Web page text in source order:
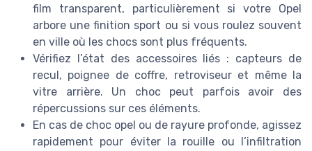
film transparent, particulièrement si votre Opel
arbore une finition sport ou si vous roulez souvent
en ville où les chocs sont plus fréquents.
Vérifiez l’état des accessoires liés : capteurs de
recul, poignee de coffre, retroviseur et même la
vitre arrière. Un choc peut parfois avoir des
répercussions sur ces éléments.
En cas de choc opel ou de rayure profonde, agissez
rapidement pour éviter la rouille ou l’infiltration